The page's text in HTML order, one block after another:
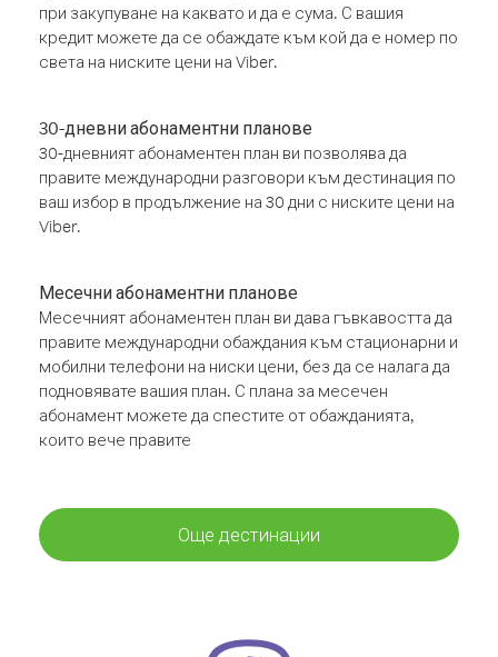
при закупуване на каквато и да е сума. С вашия
кредит можете да се обаждате към кой да е номер по
света на ниските цени на Viber.
30-дневни абонаментни планове
30-дневният абонаментен план ви позволява да
правите международни разговори към дестинация по
ваш избор в продължение на 30 дни с ниските цени на
Viber.
Месечни абонаментни планове
Месечният абонаментен план ви дава гъвкавостта да
правите международни обаждания към стационарни и
мобилни телефони на ниски цени, без да се налага да
подновявате вашия план. С плана за месечен
абонамент можете да спестите от обажданията,
които вече правите
Още дестинации